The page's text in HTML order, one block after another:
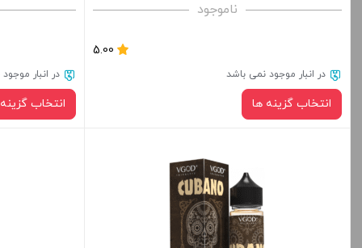
ناموجود
5.00
در انبار موجود نمی باشد
انتخاب گزینه ها
نیکوتین:
خنکی
در انبار
انتخاب